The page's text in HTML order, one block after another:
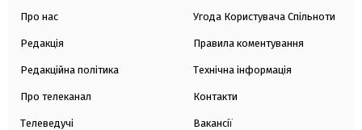
Про нас
Редакція
Редакційна політика
Про телеканал
Телеведучі
Угода Користувача Спільноти
Правила коментування
Технічна інформація
Контакти
Вакансії